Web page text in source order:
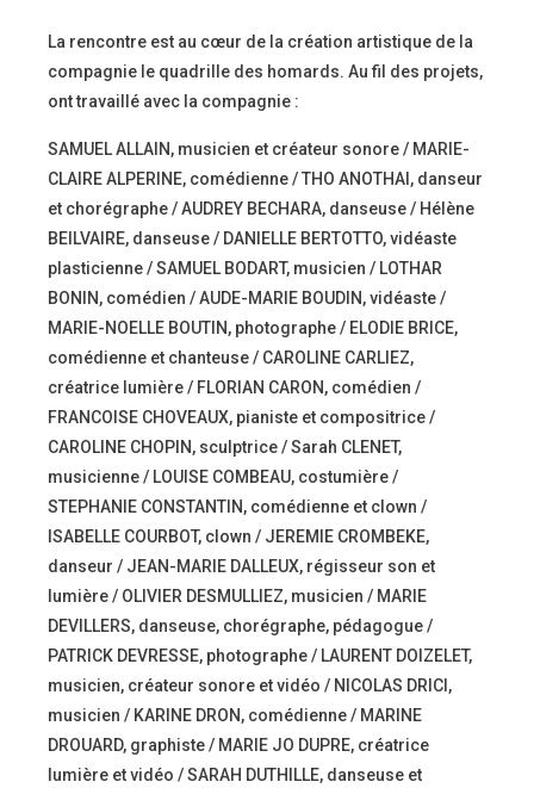
La rencontre est au cœur de la création artistique de la
compagnie le quadrille des homards. Au fil des projets,
ont travaillé avec la compagnie :
SAMUEL ALLAIN, musicien et créateur sonore / MARIE-
CLAIRE ALPERINE, comédienne / THO ANOTHAI, danseur
et chorégraphe / AUDREY BECHARA, danseuse / Hélène
BEILVAIRE, danseuse / DANIELLE BERTOTTO, vidéaste
plasticienne / SAMUEL BODART, musicien / LOTHAR
BONIN, comédien / AUDE-MARIE BOUDIN, vidéaste /
MARIE-NOELLE BOUTIN, photographe / ELODIE BRICE,
comédienne et chanteuse / CAROLINE CARLIEZ,
créatrice lumière / FLORIAN CARON, comédien /
FRANCOISE CHOVEAUX, pianiste et compositrice /
CAROLINE CHOPIN, sculptrice / Sarah CLENET,
musicienne / LOUISE COMBEAU, costumière /
STEPHANIE CONSTANTIN, comédienne et clown /
ISABELLE COURBOT, clown / JEREMIE CROMBEKE,
danseur / JEAN-MARIE DALLEUX, régisseur son et
lumière / OLIVIER DESMULLIEZ, musicien / MARIE
DEVILLERS, danseuse, chorégraphe, pédagogue /
PATRICK DEVRESSE, photographe / LAURENT DOIZELET,
musicien, créateur sonore et vidéo / NICOLAS DRICI,
musicien / KARINE DRON, comédienne / MARINE
DROUARD, graphiste / MARIE JO DUPRE, créatrice
lumière et vidéo / SARAH DUTHILLE, danseuse et